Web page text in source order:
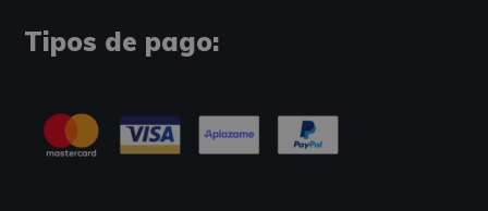
Tipos de pago: